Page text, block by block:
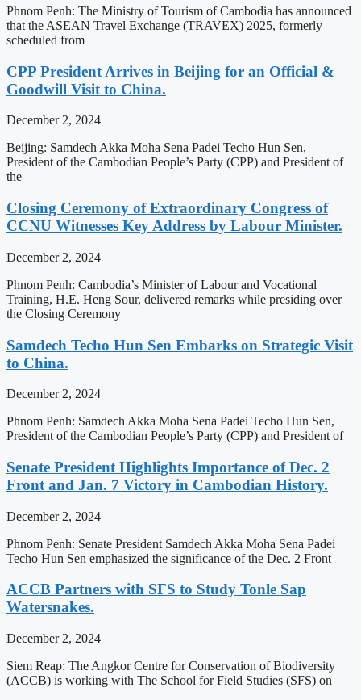
Phnom Penh: The Ministry of Tourism of Cambodia has announced
that the ASEAN Travel Exchange (TRAVEX) 2025, formerly
scheduled from
CPP President Arrives in Beijing for an Official &
Goodwill Visit to China.
December 2, 2024
Beijing: Samdech Akka Moha Sena Padei Techo Hun Sen,
President of the Cambodian People’s Party (CPP) and President of
the
Closing Ceremony of Extraordinary Congress of
CCNU Witnesses Key Address by Labour Minister.
December 2, 2024
Phnom Penh: Cambodia’s Minister of Labour and Vocational
Training, H.E. Heng Sour, delivered remarks while presiding over
the Closing Ceremony
Samdech Techo Hun Sen Embarks on Strategic Visit
to China.
December 2, 2024
Phnom Penh: Samdech Akka Moha Sena Padei Techo Hun Sen,
President of the Cambodian People’s Party (CPP) and President of
Senate President Highlights Importance of Dec. 2
Front and Jan. 7 Victory in Cambodian History.
December 2, 2024
Phnom Penh: Senate President Samdech Akka Moha Sena Padei
Techo Hun Sen emphasized the significance of the Dec. 2 Front
ACCB Partners with SFS to Study Tonle Sap
Watersnakes.
December 2, 2024
Siem Reap: The Angkor Centre for Conservation of Biodiversity
(ACCB) is working with The School for Field Studies (SFS) on